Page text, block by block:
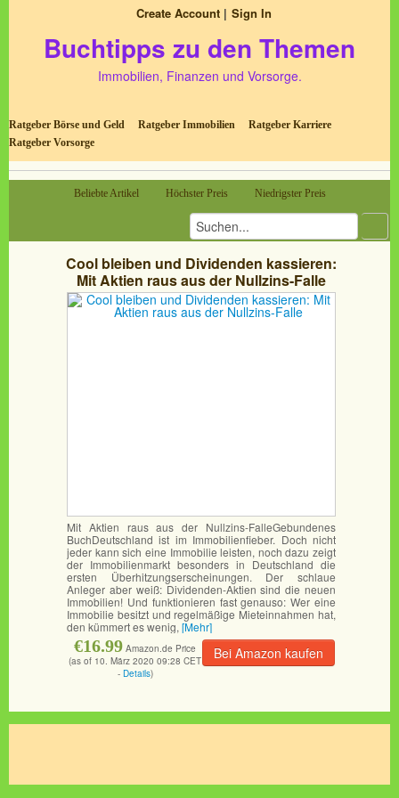
Create Account Sign In
Buchtipps zu den Themen
Immobilien, Finanzen und Vorsorge.
Ratgeber Börse und Geld Ratgeber Immobilien
Ratgeber Karriere
Ratgeber Vorsorge
Beliebte Artikel Höchster Preis Niedrigster Preis
Cool bleiben und Dividenden kassieren:
Mit Aktien raus aus der Nullzins-Falle
Mit Aktien raus aus der Nullzins-FalleGebundenes
BuchDeutschland ist im Immobilienfieber. Doch nicht
jeder kann sich eine Immobilie leisten, noch dazu zeigt
der Immobilienmarkt besonders in Deutschland die
ersten Überhitzungserscheinungen. Der schlaue
Anleger aber weiß: Dividenden-Aktien sind die neuen
Immobilien! Und funktionieren fast genauso: Wer eine
Immobilie besitzt und regelmäßige Mieteinnahmen hat,
den kümmert es wenig, [Mehr]
Bei Amazon kaufen
€16.99 Amazon.de Price
(as of 10. März 2020 09:28 CET
- Details)